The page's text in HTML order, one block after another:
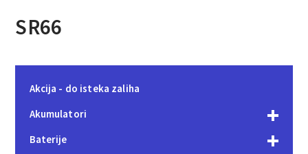
SR66
Akcija - do isteka zaliha
Akumulatori
Baterije